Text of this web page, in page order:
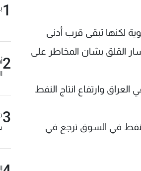
التعاملات الاسيوية لكنها تبقى قرب أدنى
القلق بشان المخاطر على
وارتفاع انتاج النفط
في السوق ترجع في
1
2
3